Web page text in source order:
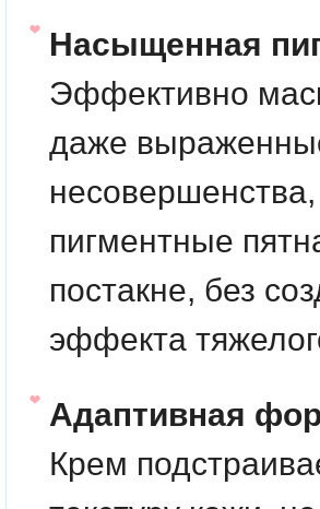
Насыщенная
Эффективно
даже
несовершенства,
пигментные
постакне, без
эффекта
Адаптивная
Крем